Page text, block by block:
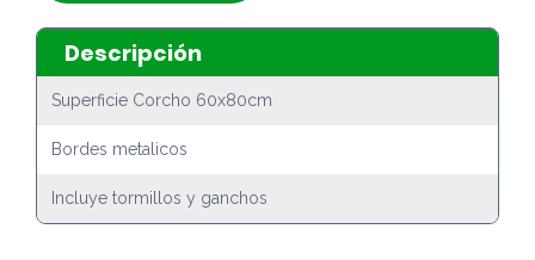
Descripción
Superficie Corcho 60x80cm
Bordes metalicos
Incluye tormillos y ganchos